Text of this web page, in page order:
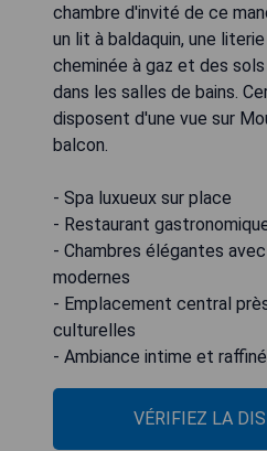
chambre d'invité de ce
un lit à baldaquin, une
cheminée à gaz et des
dans les salles de bains.
disposent d'une vue sur
balcon.
- Spa luxueux sur place
- Restaurant
- Chambres élégantes
modernes
- Emplacement central
culturelles
- Ambiance intime et
VÉRIFIEZ LA